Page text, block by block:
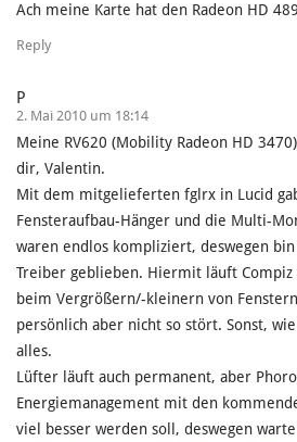
Ach meine Karte hat den Radeon HD
Reply
P
2. Mai 2010 um 18:14
Meine RV620 (Mobility Radeon HD
dir, Valentin.
Mit dem mitgelieferten fglrx in Lucid
Fensteraufbau-Hänger und die Multi-
waren endlos kompliziert, deswegen
Treiber geblieben. Hiermit läuft
beim Vergrößern/-kleinern von
persönlich aber nicht so stört. Sonst,
alles.
Lüfter läuft auch permanent, aber
Energiemanagement mit den
viel besser werden soll, deswegen